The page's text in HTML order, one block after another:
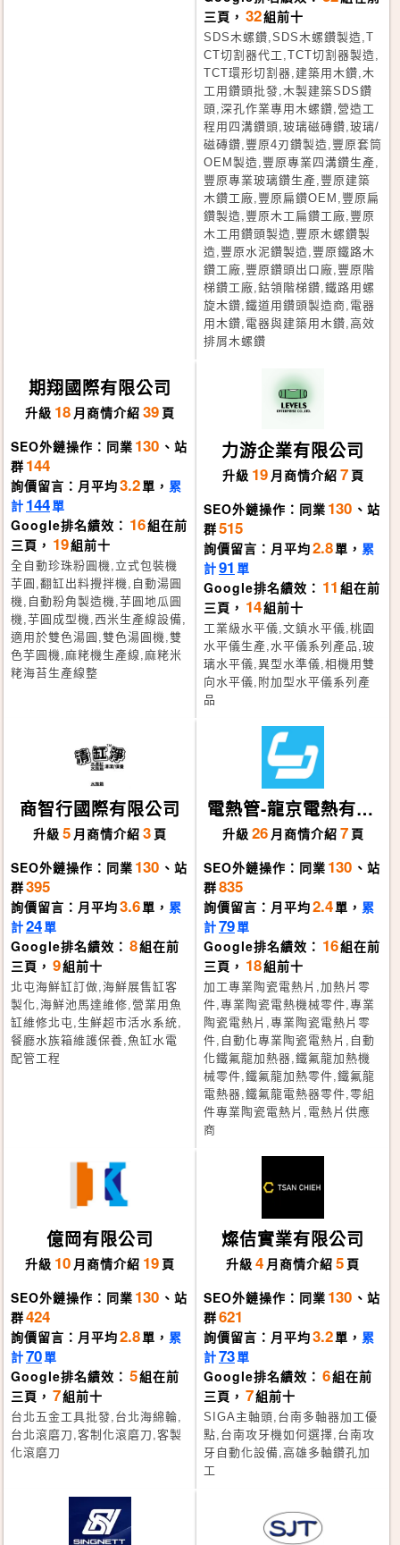
三頁， 32組前十
SDS木螺鑽,SDS木螺鑽製造,T
CT切割器代工,TCT切割器製造,
TCT環形切割器,建築用木鑽,木
工用鑽頭批發,木製建築SDS鑽
頭,深孔作業專用木螺鑽,營造工
程用四溝鑽頭,玻璃磁磚鑽,玻璃/
磁磚鑽,豐原4刃鑽製造,豐原套筒
OEM製造,豐原專業四溝鑽生產,
豐原專業玻璃鑽生產,豐原建築
木鑽工廠,豐原扁鑽OEM,豐原扁
鑽製造,豐原木工扁鑽工廠,豐原
木工用鑽頭製造,豐原木螺鑽製
造,豐原水泥鑽製造,豐原鐵路木
鑽工廠,豐原鑽頭出口廠,豐原階
梯鑽工廠,鈷領階梯鑽,鐵路用螺
旋木鑽,鐵道用鑽頭製造商,電器
用木鑽,電器與建築用木鑽,高效
排屑木螺鑽
期翔國際有限公司
升級 18 月商情介紹 39 頁
SEO外鏈操作：同業 130 、站
群 144
詢價留言：月平均3.2單， 累
計 144單
Google排名績效： 16組在前
三頁， 19組前十
全自動珍珠粉圓機,立式包裝機
芋圓,翻缸出料攪拌機,自動湯圓
機,自動粉角製造機,芋圓地瓜圓
機,芋圓成型機,西米生產線設備,
適用於雙色湯圓,雙色湯圓機,雙
色芋圓機,麻粩機生產線,麻粩米
粩海苔生產線整
力游企業有限公司
升級 19 月商情介紹 7 頁
SEO外鏈操作：同業 130 、站
群515
詢價留言：月平均2.8單， 累
計91 單
Google排名績效： 11 組在前
三頁， 14組前十
工業級水平儀,文鎮水平儀,桃園
水平儀生產,水平儀系列產品,玻
璃水平儀,異型水準儀,相機用雙
向水平儀,附加型水平儀系列產
品
商智行國際有限公司
升級 5 月商情介紹 3 頁
SEO外鏈操作：同業 130 、站
群395
詢價留言：月平均3.6單， 累
計24單
Google排名績效： 8組在前
三頁， 9組前十
北屯海鮮缸訂做,海鮮展售缸客
製化,海鮮池馬達維修,營業用魚
缸維修北屯,生鮮超市活水系統,
餐廳水族箱維護保養,魚缸水電
配管工程
電熱管-龍京電熱有限
公司
升級 26 月商情介紹 7 頁
SEO外鏈操作：同業 130 、站
群835
詢價留言：月平均2.4單， 累
計79單
Google排名績效： 16組在前
三頁， 18組前十
加工專業陶瓷電熱片,加熱片零
件,專業陶瓷電熱機械零件,專業
陶瓷電熱片,專業陶瓷電熱片零
件,自動化專業陶瓷電熱片,自動
化鐵氟龍加熱器,鐵氟龍加熱機
械零件,鐵氟龍加熱零件,鐵氟龍
電熱器,鐵氟龍電熱器零件,零組
件專業陶瓷電熱片,電熱片供應
商
億岡有限公司
升級 10 月商情介紹 19 頁
SEO外鏈操作：同業 130 、站
群424
詢價留言：月平均2.8單， 累
計70單
Google排名績效： 5組在前
三頁， 7組前十
台北五金工具批發,台北海綿輪,
台北滾磨刀,客制化滾磨刀,客製
化滾磨刀
燦佶實業有限公司
升級 4 月商情介紹 5 頁
SEO外鏈操作：同業 130 、站
群621
詢價留言：月平均3.2單， 累
計73單
Google排名績效： 6組在前
三頁， 7組前十
SIGA主軸頭,台南多軸器加工優
點,台南攻牙機如何選擇,台南攻
牙自動化設備,高雄多軸鑽孔加
工